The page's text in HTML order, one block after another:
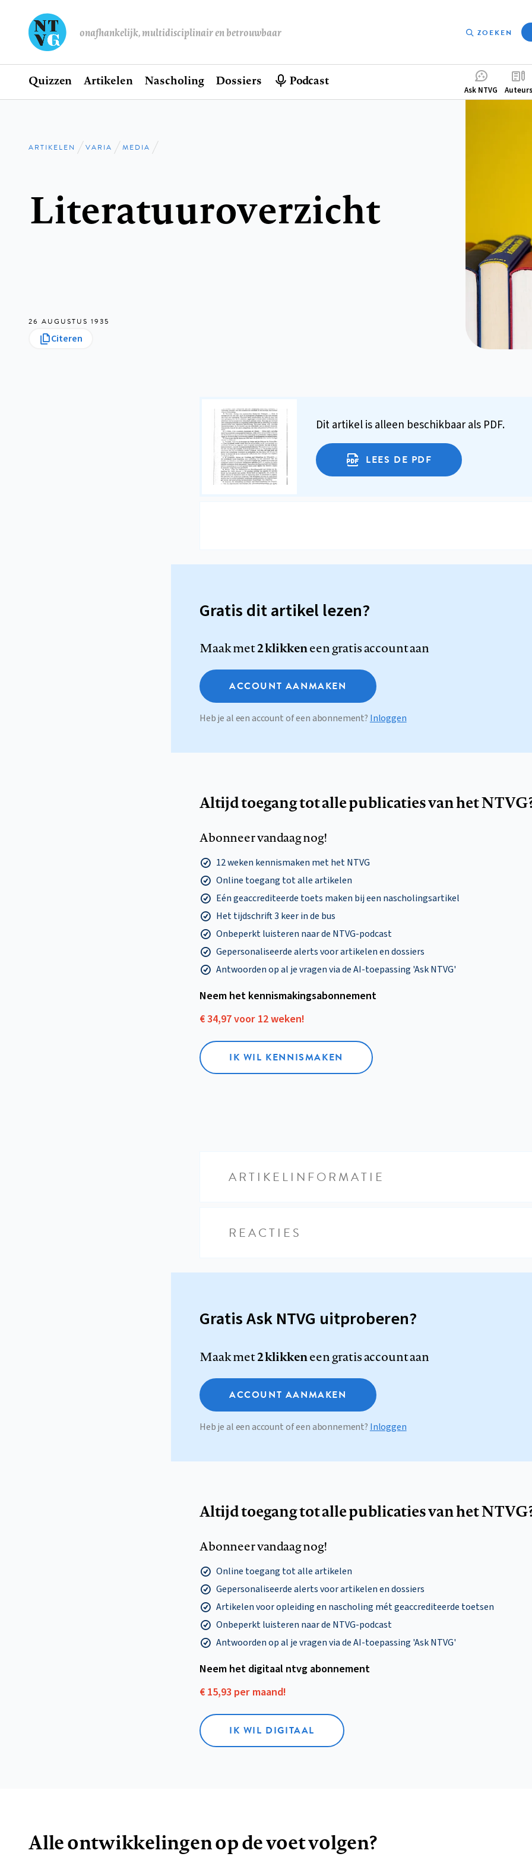
onafhankelijk, multidisciplinair en betrouwbaar ZOEKEN
Hoofdnavigatie
Home
Quizzen Artikelen Nascholing Dossiers Podcast
Ask NTVG Auteurs
Kruimelpad
ARTIKELEN VARIA MEDIA
Literatuuroverzicht
26 AUGUSTUS 1935
Citeren
Dit artikel is alleen beschikbaar als PDF.
LEES DE PDF
Gratis dit artikel lezen?
Maak met2 klikkeneen gratis account aan
ACCOUNT AANMAKEN
Heb je al een account of een abonnement? Inloggen
Altijd toegang tot alle publicaties van het
Abonneer vandaag nog!
12 weken kennismaken met het NTVG
Online toegang tot alle artikelen
Eén geaccrediteerde toets maken bij een nascholingsartikel
Het tijdschrift 3 keer in de bus
Onbeperkt luisteren naar de NTVG-podcast
Gepersonaliseerde alerts voor artikelen en dossiers
Antwoorden op al je vragen via de AI-toepassing 'Ask NTVG'
Neem het kennismakings­abonnement
€ 34,97 voor 12 weken!
IK WIL KENNISMAKEN
ARTIKELINFORMATIE
REACTIES
Gratis Ask NTVG uitproberen?
Maak met2 klikkeneen gratis account aan
ACCOUNT AANMAKEN
Heb je al een account of een abonnement? Inloggen
Altijd toegang tot alle publicaties van het
Abonneer vandaag nog!
Online toegang tot alle artikelen
Gepersonaliseerde alerts voor artikelen en dossiers
Artikelen voor opleiding en nascholing mét geaccrediteerde toetsen
Onbeperkt luisteren naar de NTVG-podcast
Antwoorden op al je vragen via de AI-toepassing 'Ask NTVG'
Neem het digitaal ntvg abonnement
€ 15,93 per maand!
IK WIL DIGITAAL
Alle ontwikkelingen op de voet volgen?